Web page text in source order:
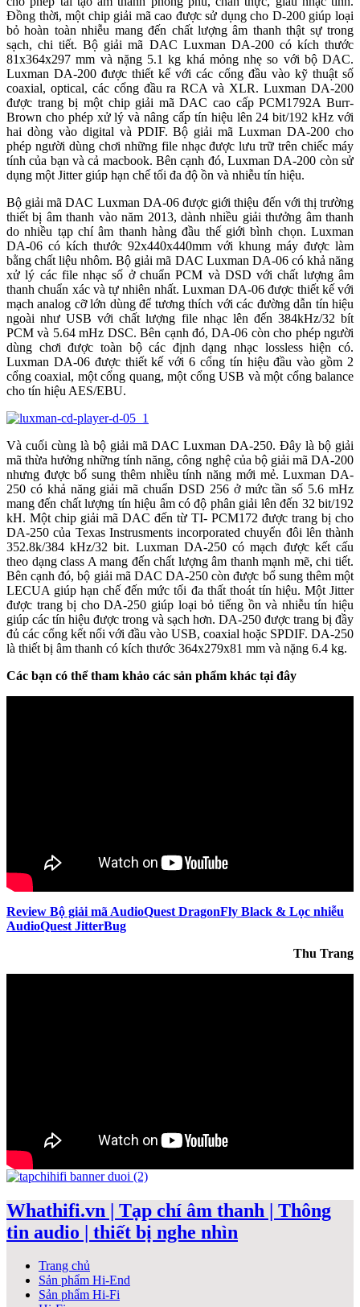
Đồng thời, một chip giải mã cao được sử dụng cho D-200 giúp loại
bỏ hoàn toàn nhiễu mang đến chất lượng âm thanh thật sự trong
sạch, chi tiết. Bộ giải mã DAC Luxman DA-200 có kích thước
81x364x297 mm và nặng 5.1 kg khá mỏng nhẹ so với bộ DAC.
Luxman DA-200 được thiết kế với các cổng đầu vào kỹ thuật số
coaxial, optical, các cổng đầu ra RCA và XLR. Luxman DA-200
được trang bị một chip giải mã DAC cao cấp PCM1792A Burr-
Brown cho phép xử lý và nâng cấp tín hiệu lên 24 bit/192 kHz với
hai dòng vào digital và PDIF. Bộ giải mã Luxman DA-200 cho
phép người dùng chơi những file nhạc được lưu trữ trên chiếc máy
tính của bạn và cả macbook. Bên cạnh đó, Luxman DA-200 còn sử
dụng một Jitter giúp hạn chế tối đa độ ồn và nhiễu tín hiệu.
Bộ giải mã DAC Luxman DA-06 được giới thiệu đến với thị trường
thiết bị âm thanh vào năm 2013, dành nhiều giải thưởng âm thanh
do nhiều tạp chí âm thanh hàng đầu thế giới bình chọn. Luxman
DA-06 có kích thước 92x440x440mm với khung máy được làm
bằng chất liệu nhôm. Bộ giải mã DAC Luxman DA-06 có khả năng
xử lý các file nhạc số ở chuẩn PCM và DSD với chất lượng âm
thanh chuẩn xác và tự nhiên nhất. Luxman DA-06 được thiết kế với
mạch analog cỡ lớn dùng để tương thích với các đường dẫn tín hiệu
ngoài như USB với chất lượng file nhạc lên đến 384kHz/32 bít
PCM và 5.64 mHz DSC. Bên cạnh đó, DA-06 còn cho phép người
dùng chơi được toàn bộ các định dạng nhạc lossless hiện có.
Luxman DA-06 được thiết kế với 6 cổng tín hiệu đầu vào gồm 2
cổng coaxial, một cổng quang, một cổng USB và một cổng balance
cho tín hiệu AES/EBU.
Và cuối cùng là bộ giải mã DAC Luxman DA-250. Đây là bộ giải
mã thừa hưởng những tính năng, công nghệ của bộ giải mã DA-200
nhưng được bổ sung thêm nhiều tính năng mới mẻ. Luxman DA-
250 có khả năng giải mã chuẩn DSD 256 ở mức tần số 5.6 mHz
mang đến chất lượng tín hiệu âm có độ phân giải lên đến 32 bit/192
kH. Một chip giải mã DAC đến từ TI- PCM172 được trang bị cho
DA-250 của Texas Instrusments incorporated chuyển đôi lên thành
352.8k/384 kHz/32 bit. Luxman DA-250 có mạch được kết cấu
theo dạng class A mang đến chất lượng âm thanh mạnh mẽ, chi tiết.
Bên cạnh đó, bộ giải mã DAC DA-250 còn được bổ sung thêm một
LECUA giúp hạn chế đến mức tối đa thất thoát tín hiệu. Một Jitter
được trang bị cho DA-250 giúp loại bỏ tiếng ồn và nhiễu tín hiệu
giúp các tín hiệu được trong và sạch hơn. DA-250 được trang bị đầy
đủ các cổng kết nối với đầu vào USB, coaxial hoặc SPDIF. DA-250
là thiết bị âm thanh có kích thước 364x279x81 mm và nặng 6.4 kg.
Các bạn có thể tham khảo các sản phẩm khác tại đây
Review Bộ giải mã AudioQuest DragonFly Black & Lọc nhiễu
AudioQuest JitterBug
Thu Trang
Whathifi.vn | Tạp chí âm thanh | Thông
tin audio | thiết bị nghe nhìn
Trang chủ
Sản phẩm Hi-End
Sản phẩm Hi-Fi